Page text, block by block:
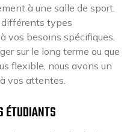
à une salle de sport.
différents types
vos besoins spécifiques.
sur le long terme ou que
flexible, nous avons un
vos attentes.
ÉTUDIANTS